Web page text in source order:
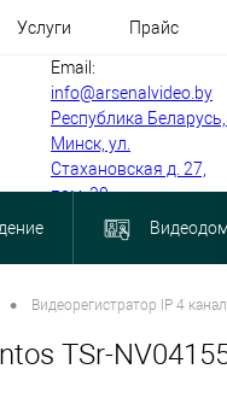
Услуги Прайс
Email:
info@arsenalvideo.by
Республика Беларусь,
Минск, ул.
Стахановская д. 27,
пом. 30
• Видеорегистратор IP 4
TSr-